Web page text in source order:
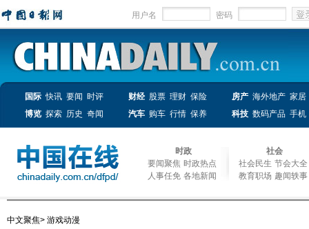
用户名 密码
国际 快讯 要闻 时评 财经 股票 理财 保险 房产 海外地产 家居
博览 探索 历史 奇闻 汽车 购车 行情 保养 科技 数码产品 手机
时政
要闻聚焦 时政热点
人事任免 各地新闻
社会
社会民生 节会大全
教育职场 趣闻轶事
中文聚焦> 游戏动漫